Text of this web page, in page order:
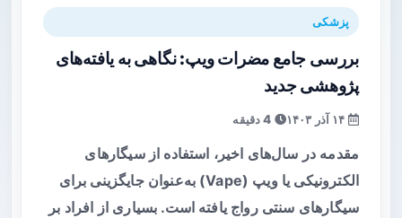
پزشکی
بررسی جامع مضرات ویپ: نگاهی به یافته‌های
پژوهشی جدید
مقدمه در سال‌های اخیر، استفاده از سیگارهای
الکترونیکی یا ویپ (Vape) به‌عنوان جایگزینی برای
سیگارهای سنتی رواج یافته است. بسیاری از افراد بر